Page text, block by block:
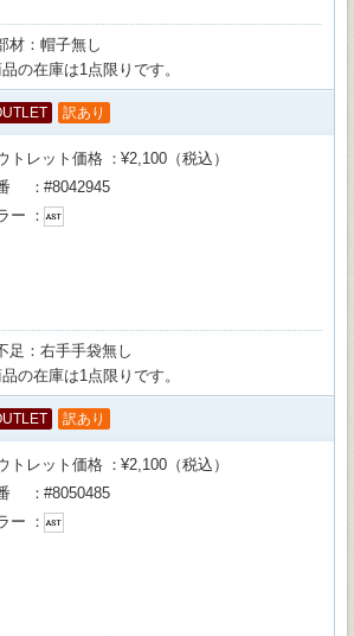
材：帽子無し
の在庫は1点限りです。
訳あり
トレット価格
¥2,100（税込）
#8042945
ー
足：右手手袋無し
の在庫は1点限りです。
訳あり
トレット価格
¥2,100（税込）
#8050485
ー